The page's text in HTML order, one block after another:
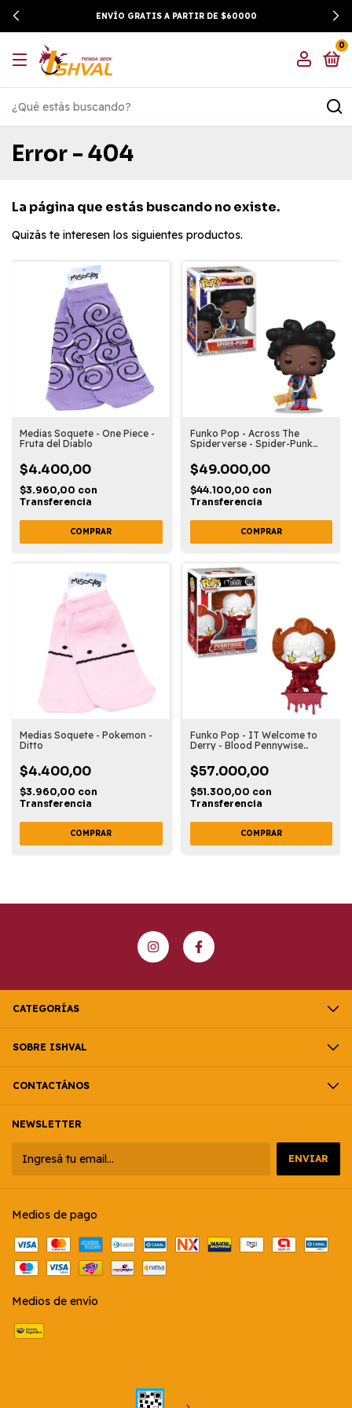
ENVÍO GRATIS A PARTIR DE $60000
0
Error - 404
La página que estás buscando no existe.
Quizás te interesen los siguientes productos.
Medias Soquete - One Piece -
Fruta del Diablo
$4.400,00
$3.960,00 con
Transferencia
Funko Pop - Across The
Spiderverse - Spider-Punk
$49.000,00
$44.100,00 con
Transferencia
Medias Soquete - Pokemon -
Ditto
$4.400,00
$3.960,00 con
Transferencia
Funko Pop - IT Welcome to
Derry - Blood Pennywise
$57.000,00
$51.300,00 con
Transferencia
CATEGORÍAS
SOBRE ISHVAL
CONTACTÁNOS
NEWSLETTER
Medios de pago
Medios de envío